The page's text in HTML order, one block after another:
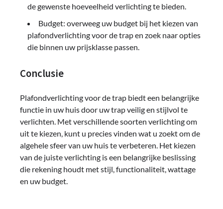
de gewenste hoeveelheid verlichting te bieden.
Budget: overweeg uw budget bij het kiezen van
plafondverlichting voor de trap en zoek naar opties
die binnen uw prijsklasse passen.
Conclusie
Plafondverlichting voor de trap biedt een belangrijke
functie in uw huis door uw trap veilig en stijlvol te
verlichten. Met verschillende soorten verlichting om
uit te kiezen, kunt u precies vinden wat u zoekt om de
algehele sfeer van uw huis te verbeteren. Het kiezen
van de juiste verlichting is een belangrijke beslissing
die rekening houdt met stijl, functionaliteit, wattage
en uw budget.